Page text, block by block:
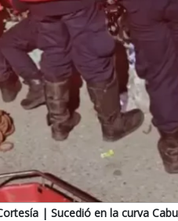
| Sucedió en la curva